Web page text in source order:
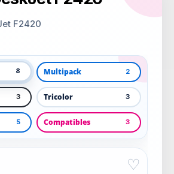
F2420
8 Multipack 2
3 Tricolor 3
5 Compatibles 3
♡